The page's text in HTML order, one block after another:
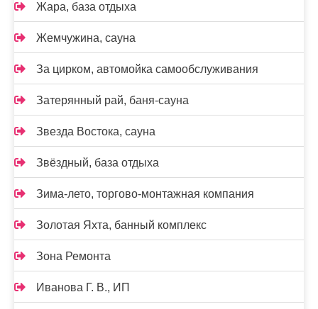
Жара, база отдыха
Жемчужина, сауна
За цирком, автомойка самообслуживания
Затерянный рай, баня-сауна
Звезда Востока, сауна
Звёздный, база отдыха
Зима-лето, торгово-монтажная компания
Золотая Яхта, банный комплекс
Зона Ремонта
Иванова Г. В., ИП